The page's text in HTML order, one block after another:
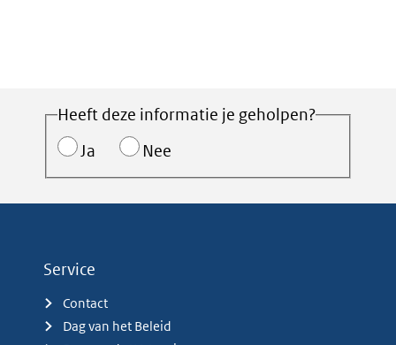
Heeft deze informatie je geholpen?
Ja
Nee
Service
Contact
Dag van het Beleid